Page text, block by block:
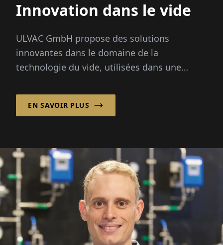
Innovation dans le vide
ULVAC GmbH propose des solutions
innovantes dans le domaine de la
technologie du vide, utilisées dans une
de semi-conducteurs...
EN SAVOIR PLUS